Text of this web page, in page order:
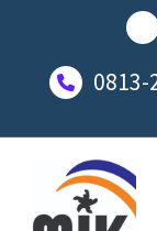
0813-